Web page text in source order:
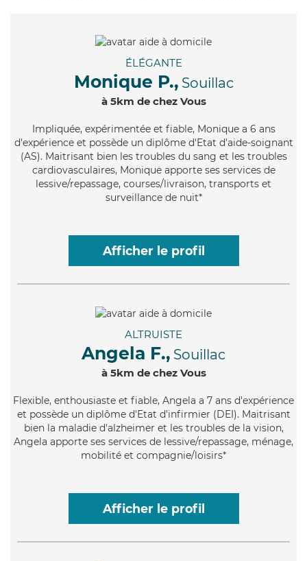
ÉLÉGANTE
Monique P., Souillac
à 5km de chez Vous
Impliquée, expérimentée et fiable, Monique a 6 ans
d'expérience et possède un diplôme d'Etat d'aide-soignant
(AS). Maitrisant bien les troubles du sang et les troubles
cardiovasculaires, Monique apporte ses services de
lessive/repassage, courses/livraison, transports et
surveillance de nuit*
Afficher le profil
ALTRUISTE
Angela F., Souillac
à 5km de chez Vous
Flexible, enthousiaste et fiable, Angela a 7 ans d'expérience
et possède un diplôme d'Etat d'infirmier (DEI). Maitrisant
bien la maladie d'alzheimer et les troubles de la vision,
Angela apporte ses services de lessive/repassage, ménage,
mobilité et compagnie/loisirs*
Afficher le profil